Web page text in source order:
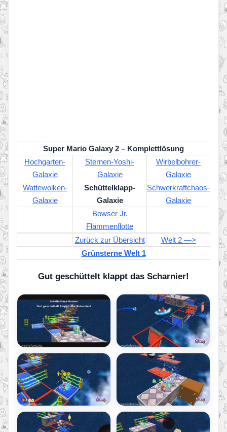
Super Mario Galaxy 2 – Komplettlösung
Hochgarten-
Galaxie
Sternen-Yoshi-
Galaxie
Wirbelbohrer-
Galaxie
Wattewolken-
Galaxie
Schüttelklapp-
Galaxie
Schwerkraftchaos-
Galaxie
Bowser Jr.
Flammenflotte
Zurück zur Übersicht
Welt 2 —>
Grünsterne Welt 1
Gut geschüttelt klappt das Scharnier!